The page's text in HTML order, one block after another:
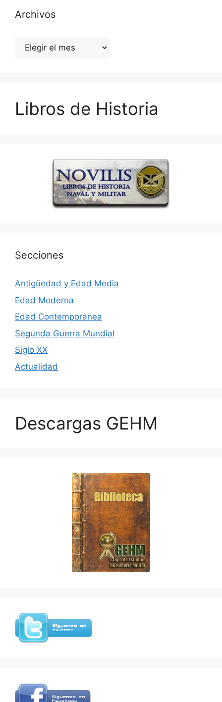
Archivos
Archivos
Libros de Historia
Secciones
Antigüedad y Edad Media
Edad Moderna
Edad Contemporanea
Segunda Guerra Mundial
Siglo XX
Actualidad
Descargas GEHM